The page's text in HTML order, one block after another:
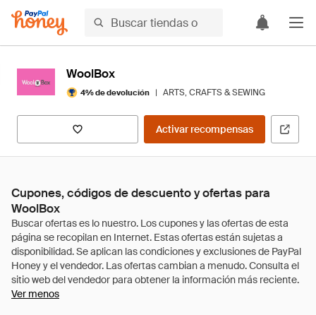
WoolBox
4% de devolución | ARTS, CRAFTS & SEWING
Activar recompensas
Cupones, códigos de descuento y ofertas para
WoolBox
Ver menos